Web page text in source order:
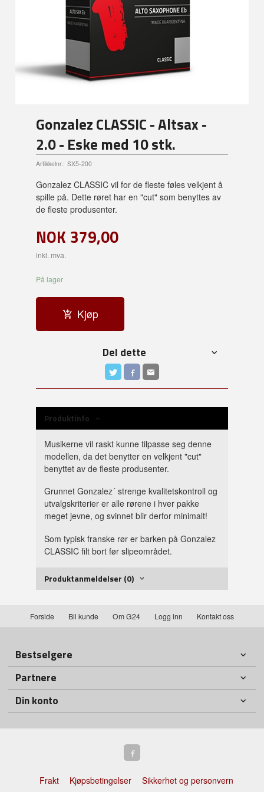
Gonzalez CLASSIC - Altsax -
2.0 - Eske med 10 stk.
Artikkelnr.: SX5-200
Gonzalez CLASSIC vil for de fleste føles velkjent å
spille på. Dette røret har en "cut" som benyttes av
de fleste produsenter.
NOK 379,00
inkl. mva.
På lager
Kjøp
Del dette
Produktinfo
Musikerne vil raskt kunne tilpasse seg denne
modellen, da det benytter en velkjent "cut"
benyttet av de fleste produsenter.
Grunnet Gonzalez´ strenge kvalitetskontroll og
utvalgskriterier er alle rørene i hver pakke
meget jevne, og svinnet blir derfor minimalt!
Som typisk franske rør er barken på Gonzalez
CLASSIC filt bort før slipeområdet.
Produktanmeldelser (0)
Forside Bli kunde Om G24 Logg inn Kontakt oss
Bestselgere
Partnere
Din konto
Frakt Kjøpsbetingelser Sikkerhet og personvern